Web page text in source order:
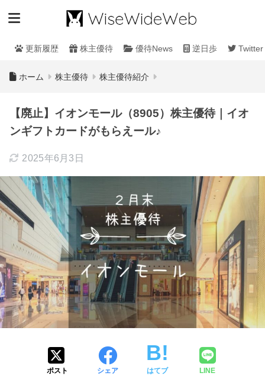
更新履歴 株主優待 優待News 逆日歩 Twitter
ホーム 株主優待 株主優待紹介
【廃止】イオンモール（8905）株主優待｜イオ
ンギフトカードがもらえール♪
2025年6月3日
ポスト シェア はてブ LINE